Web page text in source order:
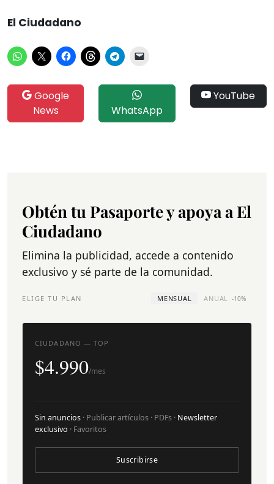
El Ciudadano
Google
News
WhatsApp
YouTube
Obtén tu Pasaporte y apoya a El
Ciudadano
Elimina la publicidad, accede a contenido
exclusivo y sé parte de la comunidad.
ELIGE TU PLAN MENSUAL ANUAL -10%
CIUDADANO — TOP
$4.990/mes
Sin anuncios · Publicar artículos · PDFs · Newsletter
exclusivo · Favoritos
Suscribirse